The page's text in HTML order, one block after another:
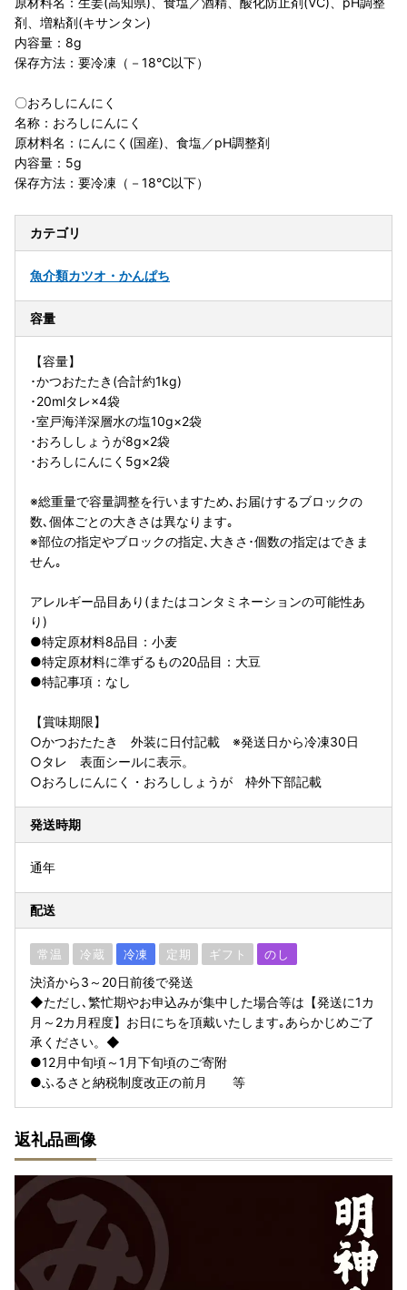
剤、増粘剤(キサンタン)
内容量：8g
保存方法：要冷凍（－18℃以下）
〇おろしにんにく
名称：おろしにんにく
原材料名：にんにく(国産)、食塩／pH調整剤
内容量：5g
保存方法：要冷凍（－18℃以下）
カテゴリ
魚介類カツオ・かんぱち
容量
【容量】
･かつおたたき(合計約1kg)
･20mlタレ×4袋
･室戸海洋深層水の塩10g×2袋
･おろししょうが8g×2袋
･おろしにんにく5g×2袋
※総重量で容量調整を行いますため､お届けするブロックの
数､個体ごとの大きさは異なります｡
※部位の指定やブロックの指定､大きさ･個数の指定はできま
せん｡
アレルギー品目あり(またはコンタミネーションの可能性あ
り)
●特定原材料8品目：小麦
●特定原材料に準ずるもの20品目：大豆
●特記事項：なし
【賞味期限】
○かつおたたき 外装に日付記載 ※発送日から冷凍30日
○タレ 表面シールに表示。
○おろしにんにく・おろししょうが 枠外下部記載
発送時期
通年
配送
常温 冷蔵 冷凍 定期 ギフト のし
決済から3～20日前後で発送
◆ただし､繁忙期やお申込みが集中した場合等は【発送に1カ
月～2カ月程度】お日にちを頂戴いたします｡あらかじめご了
承ください。◆
●12月中旬頃～1月下旬頃のご寄附
●ふるさと納税制度改正の前月 等
返礼品画像